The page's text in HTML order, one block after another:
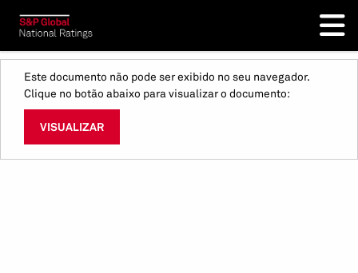
Este documento não pode ser exibido no seu navegador.
Clique no botão abaixo para visualizar o documento:
VISUALIZAR